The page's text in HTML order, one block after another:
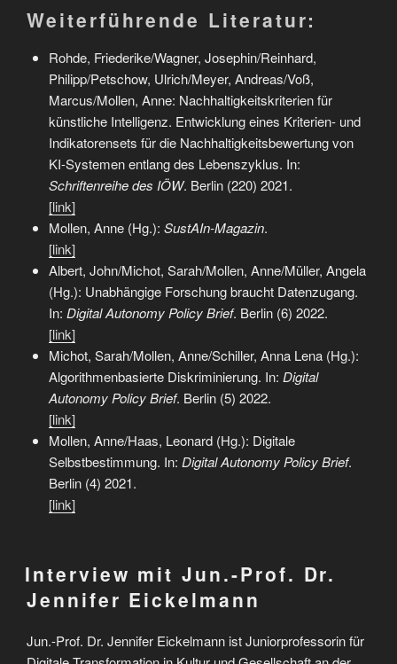
Weiterführende Literatur:
Rohde, Friederike/Wagner, Josephin/Reinhard,
Philipp/Petschow, Ulrich/Meyer, Andreas/Voß,
Marcus/Mollen, Anne: Nachhaltigkeitskriterien für
künstliche Intelligenz. Entwicklung eines Kriterien- und
Indikatorensets für die Nachhaltigkeitsbewertung von
KI-Systemen entlang des Lebenszyklus. In:
Schriftenreihe des IÖW. Berlin (220) 2021.
[link]
Mollen, Anne (Hg.): SustAIn-Magazin.
[link]
Albert, John/Michot, Sarah/Mollen, Anne/Müller, Angela
(Hg.): Unabhängige Forschung braucht Datenzugang.
In: Digital Autonomy Policy Brief. Berlin (6) 2022.
[link]
Michot, Sarah/Mollen, Anne/Schiller, Anna Lena (Hg.):
Algorithmenbasierte Diskriminierung. In: Digital
Autonomy Policy Brief. Berlin (5) 2022.
[link]
Mollen, Anne/Haas, Leonard (Hg.): Digitale
Selbstbestimmung. In: Digital Autonomy Policy Brief.
Berlin (4) 2021.
[link]
Interview mit Jun.-Prof. Dr.
Jennifer Eickelmann
Jun.-Prof. Dr. Jennifer Eickelmann ist Juniorprofessorin für